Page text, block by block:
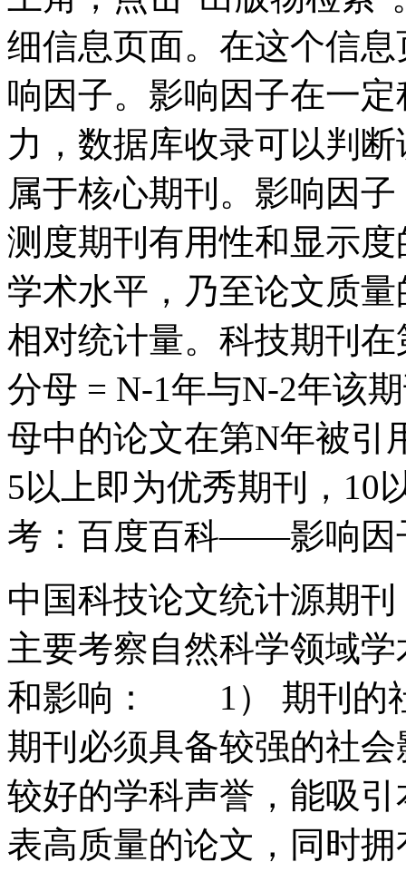
细信息页面。在这个信
响因子。影响因子在一
力，数据库收录可以判
属于核心期刊。影响因
测度期刊有用性和显示
学术水平，乃至论文质
相对统计量。科技期刊
分母 = N-1年与N-2年该
母中的论文在第N年被引
5以上即为优秀期刊，10
考：百度百科——影响因
中国科技论文统计源期刊
主要考察自然科学领域
和影响： 1） 期刊的
期刊必须具备较强的社
较好的学科声誉，能吸
表高质量的论文，同时